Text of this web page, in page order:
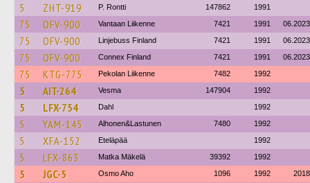
5 ZHT-919 P. Rontti 147862 1991
75 OFV-900 Vantaan Liikenne 7421 1991 06.2023
75 OFV-900 Linjebuss Finland 7421 1991 06.2023
75 OFV-900 Connex Finland 7421 1991 06.2023
75 KTG-775 Pekolan Liikenne 7482 1992
5 AIT-264 Vesma 147904 1992
5 LFX-754 Dahl 1992
5 YAM-145 Alhonen&Lastunen 7480 1992
5 XFA-152 Eteläpää 1992
5 LFX-863 Matka Mäkelä 39392 1992
5 JGC-5 Osmo Aho 1096 1992 2018